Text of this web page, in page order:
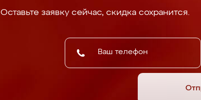
Оставьте заявку сейчас, скидка сохранится.